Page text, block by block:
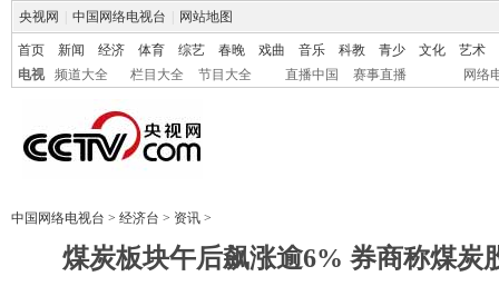
央视网 中国网络电视台 网站地图
首页 新闻 经济 体育 综艺 春晚 戏曲 音乐 科教 青少 文化
艺术
电视
频道大全 栏目大全 节目大全 直播中国 赛事直播 网络
中国网络电视台 > 经济台 > 资讯 >
煤炭板块午后飙涨逾6% 券商称煤炭